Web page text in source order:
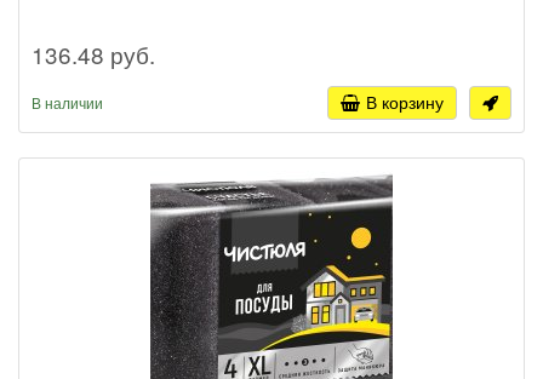
136.48 руб.
В наличии В корзину